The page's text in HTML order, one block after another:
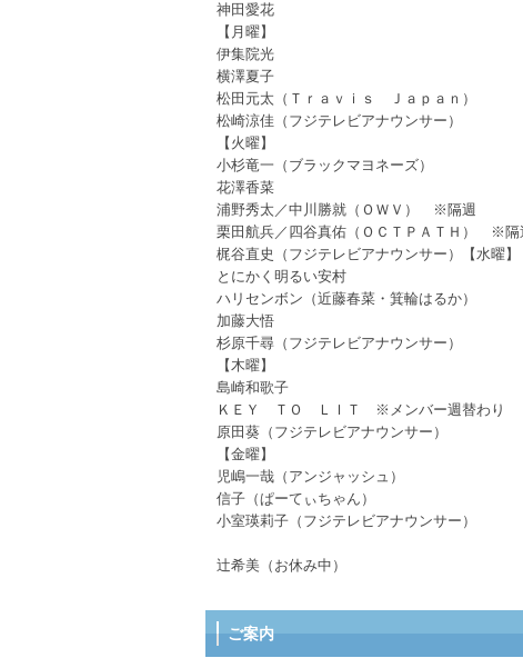
神田愛花
【月曜】
伊集院光
横澤夏子
松田元太（Ｔｒａｖｉｓ Ｊａｐａｎ）
松崎涼佳（フジテレビアナウンサー）
【火曜】
小杉竜一（ブラックマヨネーズ）
花澤香菜
浦野秀太／中川勝就（ＯＷＶ） ※隔週
栗田航兵／四谷真佑（ＯＣＴＰＡＴＨ） ※
梶谷直史（フジテレビアナウンサー）【水曜】
とにかく明るい安村
ハリセンボン（近藤春菜・箕輪はるか）
加藤大悟
杉原千尋（フジテレビアナウンサー）
【木曜】
島崎和歌子
ＫＥＹ ＴＯ ＬＩＴ ※メンバー週替わり
原田葵（フジテレビアナウンサー）
【金曜】
児嶋一哉（アンジャッシュ）
信子（ぱーてぃちゃん）
小室瑛莉子（フジテレビアナウンサー）
辻希美（お休み中）
ご案内